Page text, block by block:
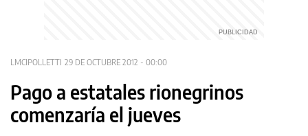
LMCIPOLLETTI 29 DE OCTUBRE 2012 - 00:00
Pago a estatales rionegrinos
comenzaría el jueves